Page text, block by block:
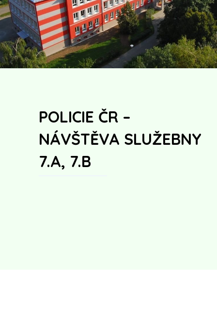
POLICIE ČR –
NÁVŠTĚVA SLUŽEBNY
7.A, 7.B